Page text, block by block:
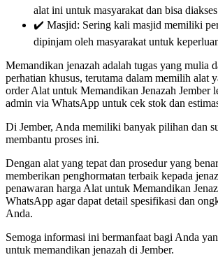
alat ini untuk masyarakat dan bisa
✔️ Masjid: Sering kali masjid memiliki
dipinjam oleh masyarakat untuk
Memandikan jenazah adalah tugas yang mulia
perhatian khusus, terutama dalam memilih alat
order Alat untuk Memandikan Jenazah Jember
admin via WhatsApp untuk cek stok dan
Di Jember, Anda memiliki banyak pilihan dan
membantu proses ini.
Dengan alat yang tepat dan prosedur yang
memberikan penghormatan terbaik kepada
penawaran harga Alat untuk Memandikan
WhatsApp agar dapat detail spesifikasi dan
Anda.
Semoga informasi ini bermanfaat bagi Anda
untuk memandikan jenazah di Jember.